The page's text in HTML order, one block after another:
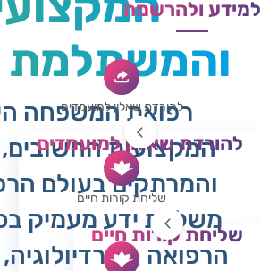
למידע ולהרשמה
להורדת שאלון למועמדים
להורדת שאלון למועמדים
להתמחות ברפואת משפחה
להתחמות ברפואת ילדיםשליחת קורות חיים
שליחת קורות חיים
התמחות ברפואת המשפחה
והמשתלמת
רפואת המשפחה
המקצועות החשובים,
והמרתקים בעולם
משלבת ידע מעמיק
הרפואה – קרדיולוגיה,